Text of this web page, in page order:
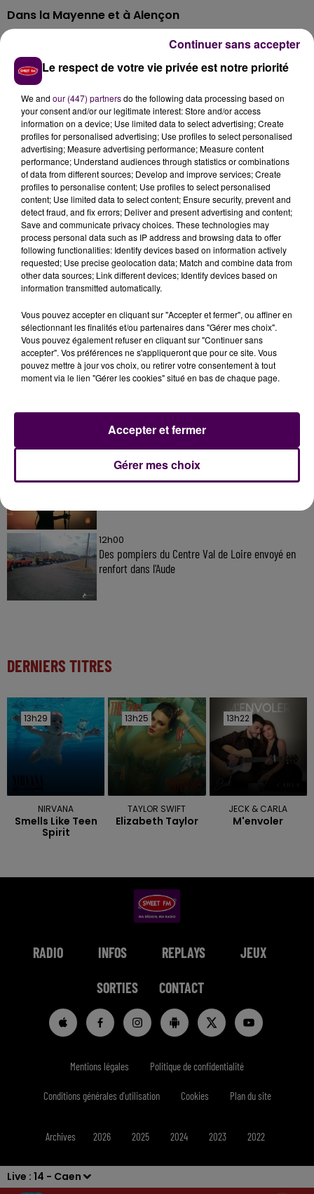
Live : 14 - Caen
Dans la Mayenne et à Alençon
Dix-neuf sapeurs-sauveteurs ont été déployés dans la
Mayenne, plus précisément sur la commune du
Genest-Saint-Isle, pour une mission relevant d’actions
de pompage. Dix autres personnels ont été engagés à
Alençon avec la pose d’un barrage anti-inondations
de 200 mètres, le long de la Sarthe, dans le but de
protéger l’hôpital :"Cette action préventive avait été
réalisée en mars 2016, lors d’un exercice qui visait
alors à simuler une crue centennale de la Seine"
souligne-t-on à la caserne Sully.
À LA UNE
Gagnez vos entrées à Terra Botanica !
11 juillet 2026
Inscrivez-vous au casting The Voice & The Voice
12h00
Des pompiers du Centre Val de Loire envoyé en
renfort dans l'Aude
DERNIERS TITRES
13h29
13h29
NIRVANA
Smells Like Teen
Spirit
13h25
13h25
TAYLOR SWIFT
Elizabeth Taylor
13h22
13h22
JECK & CARLA
M'envoler
RADIO INFOS REPLAYS JEUX
SORTIES CONTACT
Mentions légales Politique de confidentialité
Conditions générales d'utilisation Cookies Plan du site
Archives 2026 2025 2024 2023 2022
Le respect de votre vie privée est notre priorité
We and our (447) partnersdo the following data processing based on
your consent and/or our legitimate interest: Store and/or access
information on a device; Use limited data to select advertising; Create
profiles for personalised advertising; Use profiles to select personalised
advertising; Measure advertising performance; Measure content
performance; Understand audiences through statistics or combinations
of data from different sources; Develop and improve services; Create
profiles to personalise content; Use profiles to select personalised
content; Use limited data to select content; Ensure security, prevent and
detect fraud, and fix errors; Deliver and present advertising and content;
Save and communicate privacy choices. These technologies may
process personal data such as IP address and browsing data to offer
following functionalities: Identify devices based on information actively
requested; Use precise geolocation data; Match and combine data from
other data sources; Link different devices; Identify devices based on
information transmitted automatically.
Vous pouvez accepter en cliquant sur "Accepter et fermer", ou affiner en
sélectionnant les finalités et/ou partenaires dans "Gérer mes choix".
Vous pouvez également refuser en cliquant sur "Continuer sans
accepter". Vos préférences ne s'appliqueront que pour ce site. Vous
pouvez mettre à jour vos choix, ou retirer votre consentement à tout
moment via le lien "Gérer les cookies" situé en bas de chaque page.
Gérer mes choix
Accepter et fermer
Continuer sans accepter